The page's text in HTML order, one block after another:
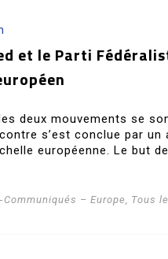
et le Parti
deux mouvements se
s’est conclue par
européenne. Le but
Communiqués – Europe, Tous